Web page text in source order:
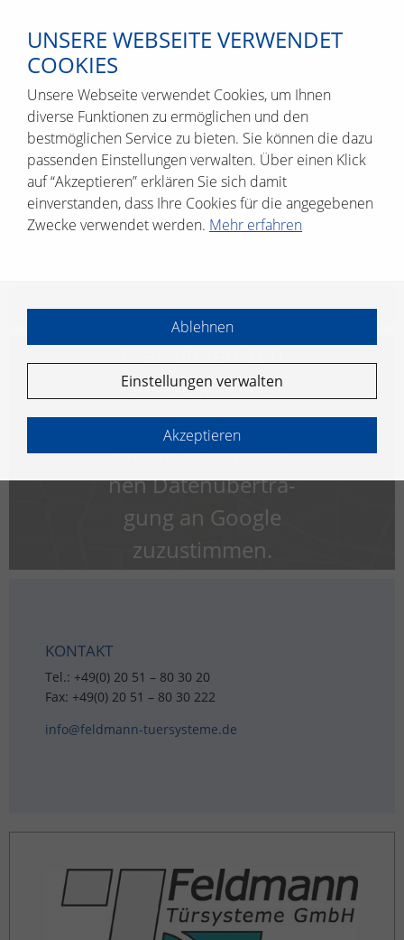
FELD­MANN TÜR­SYS­TE­ME GMBH
Kon­rad-Zuse-Stra­ße 3
42551 Vel­bert
Hier kli­cken, um
Goog­le Maps zu
ak­ti­vie­ren und der
damit ver­bun­de­
nen Da­ten­über­tra­
gung an Goog­le
zu­zu­stim­men.
KON­TAKT
Tel.: +49(0) 20 51 – 80 30 20
Fax: +49(0) 20 51 – 80 30 222
info@​feldmann-​tuersysteme.​de
UNSERE WEBSEITE VERWENDET
COOKIES
Unsere Webseite verwendet Cookies, um Ihnen
diverse Funktionen zu ermöglichen und den
bestmöglichen Service zu bieten. Sie können die dazu
passenden Einstellungen verwalten. Über einen Klick
auf “Akzeptieren” erklären Sie sich damit
einverstanden, dass Ihre Cookies für die angegebenen
Zwecke verwendet werden. Mehr erfahren
Ablehnen
Einstellungen verwalten
Akzeptieren